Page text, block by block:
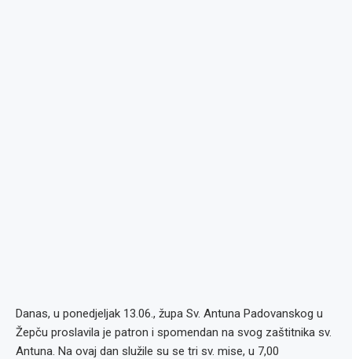
Danas, u ponedjeljak 13.06., župa Sv. Antuna Padovanskog u
Žepču proslavila je patron i spomendan na svog zaštitnika sv.
Antuna. Na ovaj dan služile su se tri sv. mise, u 7,00